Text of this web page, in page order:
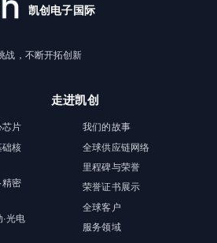
凯创电子国际
战，不断开拓创新
芯片
础核
精密
光电
走进凯创
我们的故事
全球供应链网络
里程碑与荣誉
荣誉证书展示
全球客户
服务领域